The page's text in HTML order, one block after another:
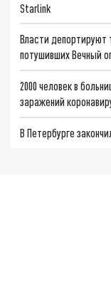
Starlink
Власти депортируют
потушивших Вечный
2000 человек в
заражений
В Петербурге